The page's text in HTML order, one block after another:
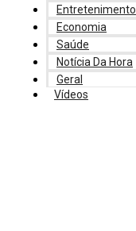
Entretenimento
Economia
Saúde
Notícia Da Hora
Geral
Vídeos